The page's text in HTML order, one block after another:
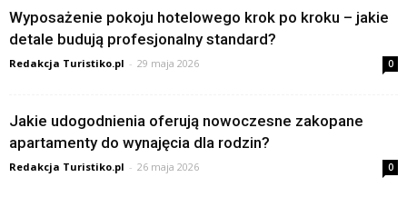
Wyposażenie pokoju hotelowego krok po kroku – jakie
detale budują profesjonalny standard?
Redakcja Turistiko.pl - 29 maja 2026 0
Jakie udogodnienia oferują nowoczesne zakopane
apartamenty do wynajęcia dla rodzin?
Redakcja Turistiko.pl - 26 maja 2026 0